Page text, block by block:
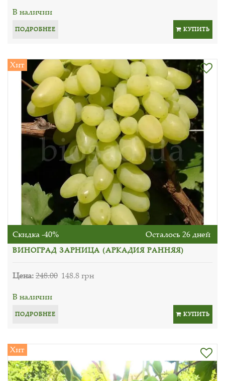
В наличии
ПОДРОБНЕЕ КУПИТЬ
Хит
Скидка -40% Осталось 26 дней
ВИНОГРАД ЗАРНИЦА (АРКАДИЯ РАННЯЯ)
Цена:248.00 148.8 грн
В наличии
ПОДРОБНЕЕ КУПИТЬ
Хит